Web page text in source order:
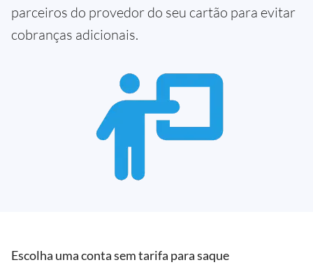
parceiros do provedor do seu cartão para evitar
cobranças adicionais.
Escolha uma conta sem tarifa para saque